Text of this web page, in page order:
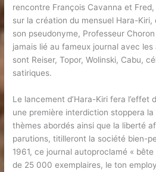
rencontre François Cavanna et
sur la création du mensuel Hara-
son pseudonyme, Professeur
jamais lié au fameux journal avec
sont Reiser, Topor, Wolinski, Cabu,
satiriques.
Le lancement d’Hara-Kiri fera l’effet
une première interdiction stoppera
thèmes abordés ainsi que la liberté
parutions, titilleront la société bien-
1961, ce journal autoproclamé «
de 25 000 exemplaires, le ton